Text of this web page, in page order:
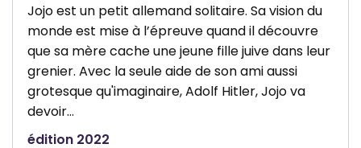
Jojo est un petit allemand solitaire. Sa vision du
monde est mise à l’épreuve quand il découvre
que sa mère cache une jeune fille juive dans leur
grenier. Avec la seule aide de son ami aussi
grotesque qu'imaginaire, Adolf Hitler, Jojo va
devoir…
édition 2022